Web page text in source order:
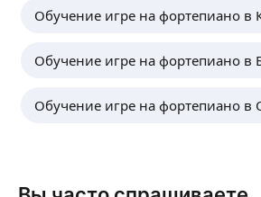
Обучение игре на фортепиано в
Обучение игре на фортепиано в
Обучение игре на фортепиано в